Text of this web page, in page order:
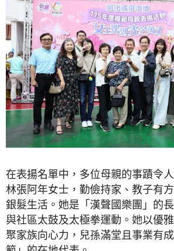
在表揚名單中，多位母親的事蹟令
林張阿年女士，勤儉持家、教子有
銀髮生活。她是「漢聲國樂團」的
與社區太鼓及太極拳運動。她以優
聚家族向心力，兒孫滿堂且事業有